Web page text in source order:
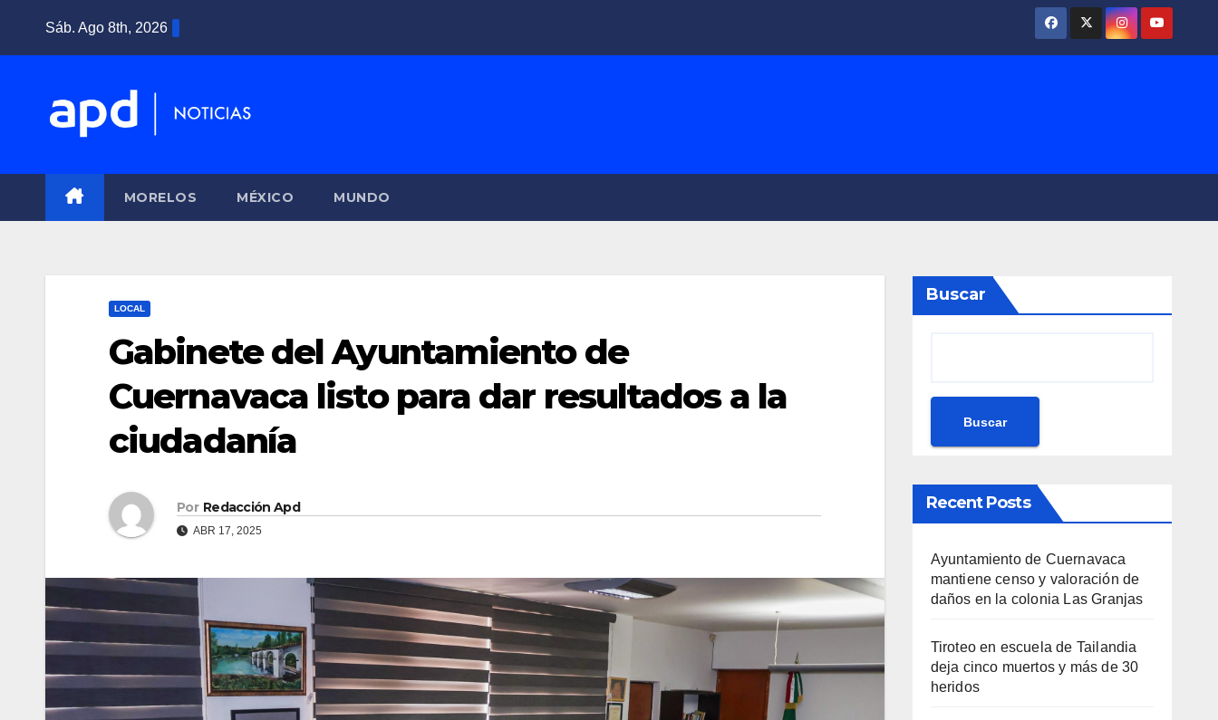
Sáb. Ago 8th, 2026
MORELOS MÉXICO MUNDO
LOCAL
Gabinete del Ayuntamiento de
Cuernavaca listo para dar resultados a la
ciudadanía
Por Redacción Apd
ABR 17, 2025
Buscar
Buscar
Recent Posts
Ayuntamiento de Cuernavaca
mantiene censo y valoración de
daños en la colonia Las Granjas
Tiroteo en escuela de Tailandia
deja cinco muertos y más de 30
heridos